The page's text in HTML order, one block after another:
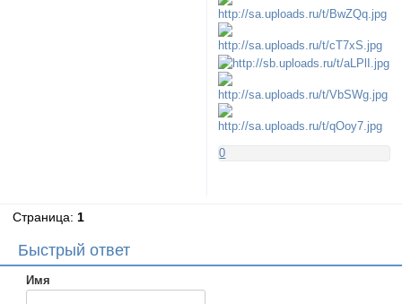
0
Страница: 1
Быстрый ответ
Имя